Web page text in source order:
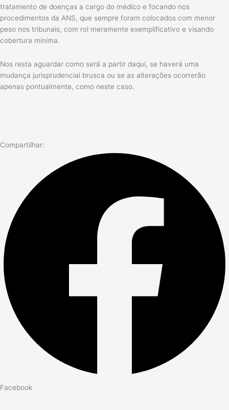
tratamento de doenças a cargo do médico e focando nos
procedimentos da ANS, que sempre foram colocados com menor
peso nos tribunais, com rol meramente exemplificativo e visando
cobertura mínima.
Nos resta aguardar como será a partir daqui, se haverá uma
mudança jurisprudencial brusca ou se as alterações ocorrerão
apenas pontualmente, como neste caso.
Compartilhar:
Facebook